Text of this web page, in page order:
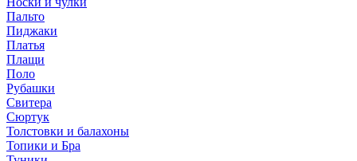
Пальто
Пиджаки
Платья
Плащи
Поло
Рубашки
Свитера
Сюртук
Толстовки и балахоны
Топики и Бра